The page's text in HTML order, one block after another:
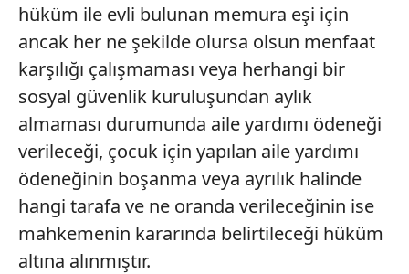
hüküm ile evli bulunan memura eşi için
ancak her ne şekilde olursa olsun menfaat
karşılığı çalışmaması veya herhangi bir
sosyal güvenlik kuruluşundan aylık
almaması durumunda aile yardımı ödeneği
verileceği, çocuk için yapılan aile yardımı
ödeneğinin boşanma veya ayrılık halinde
hangi tarafa ve ne oranda verileceğinin ise
mahkemenin kararında belirtileceği hüküm
altına alınmıştır.